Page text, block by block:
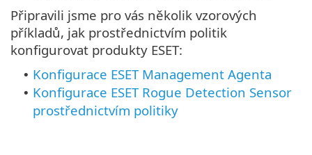
Připravili jsme pro vás několik vzorových
příkladů, jak prostřednictvím politik
konfigurovat produkty ESET:
• Konfigurace ESET Management Agenta
• Konfigurace ESET Rogue Detection Sensor
prostřednictvím politiky